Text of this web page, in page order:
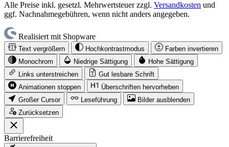
Alle Preise inkl. gesetzl. Mehrwertsteuer zzgl. Versandkosten und
ggf. Nachnahmegebühren, wenn nicht anders angegeben.
Realisiert mit Shopware
Text vergrößern Hochkontrastmodus
Farben invertieren
Monochrom
Niedrige Sättigung
Hohe Sättigung
Links unterstreichen
Gut lesbare Schrift
Animationen stoppen
Überschriften hervorheben
Großer Cursor
Leseführung
Bilder ausblenden
Zurücksetzen
Barrierefreiheit